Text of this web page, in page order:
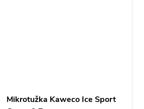
Mikrotužka Kaweco Ice Sport